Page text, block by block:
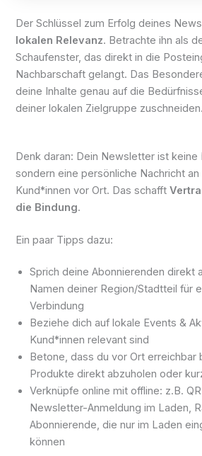
Der Schlüssel zum Erfolg deines
lokalen Relevanz. Betrachte ihn als
Schaufenster, das direkt in die
Nachbarschaft gelangt. Das
deine Inhalte genau auf die
deiner lokalen Zielgruppe zuschneiden.
Denk daran: Dein Newsletter ist keine
sondern eine persönliche Nachricht
Kund*innen vor Ort. Das schafft
die Bindung.
Ein paar Tipps dazu:
Sprich deine Abonnierenden direkt
Namen deiner Region/Stadtteil für
Verbindung
Beziehe dich auf lokale Events &
Kund*innen relevant sind
Betone, dass du vor Ort erreichbar
Produkte direkt abzuholen oder
Verknüpfe online mit offline: z.B.
Newsletter-Anmeldung im Laden,
Abonnierende, die nur im Laden
können